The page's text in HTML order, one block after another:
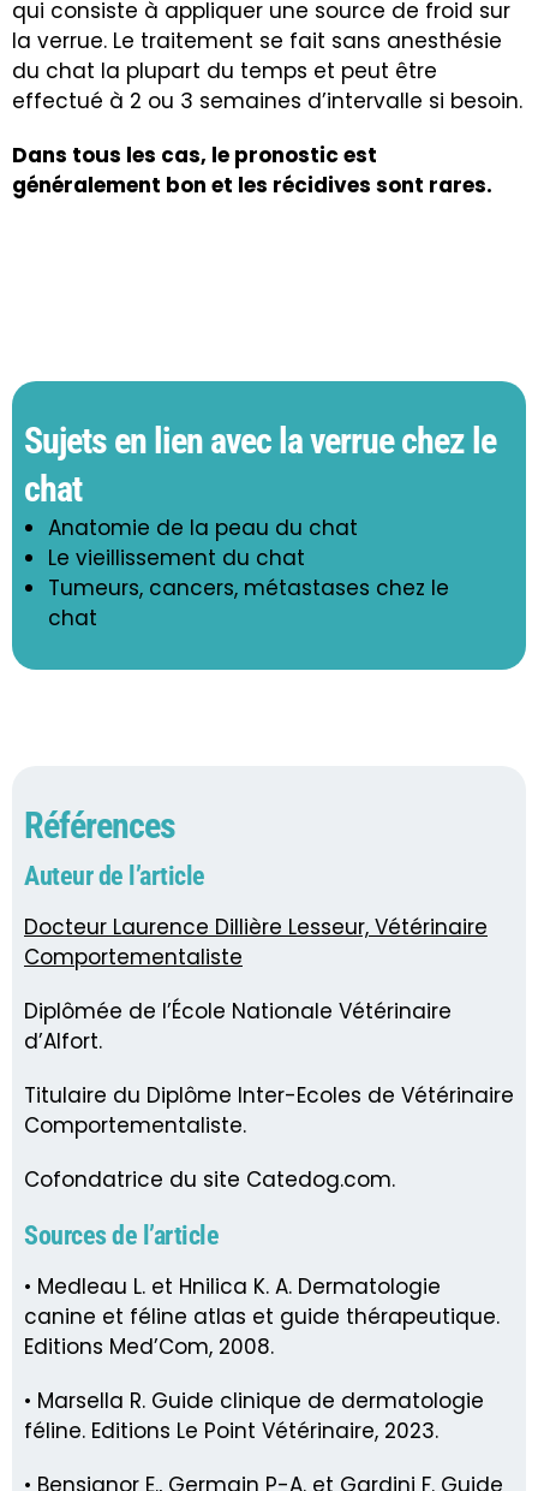
qui consiste à appliquer une source de froid sur
la verrue. Le traitement se fait sans anesthésie
du chat la plupart du temps et peut être
effectué à 2 ou 3 semaines d’intervalle si besoin.
Dans tous les cas, le pronostic est
généralement bon et les récidives sont rares.
Sujets en lien avec la verrue chez le
chat
Anatomie de la peau du chat
Le vieillissement du chat
Tumeurs, cancers, métastases chez le
chat
Références
Auteur de l’article
Docteur Laurence Dillière Lesseur, Vétérinaire
Comportementaliste
Diplômée de l’École Nationale Vétérinaire
d’Alfort.
Titulaire du Diplôme Inter-Ecoles de Vétérinaire
Comportementaliste.
Cofondatrice du site Catedog.com.
Sources de l’article
• Medleau L. et Hnilica K. A. Dermatologie
canine et féline atlas et guide thérapeutique.
Editions Med’Com, 2008.
• Marsella R. Guide clinique de dermatologie
féline. Editions Le Point Vétérinaire, 2023.
• Bensignor E., Germain P-A. et Gardini F. Guide